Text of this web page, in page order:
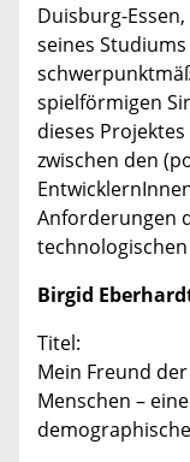
Duisburg-
seines
spielförmigen
dieses
zwischen den
Anforderungen
Birgid
Titel:
Mein Freund
Menschen –